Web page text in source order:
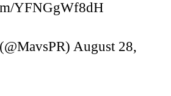
YFNGgWf8dH
August 28,